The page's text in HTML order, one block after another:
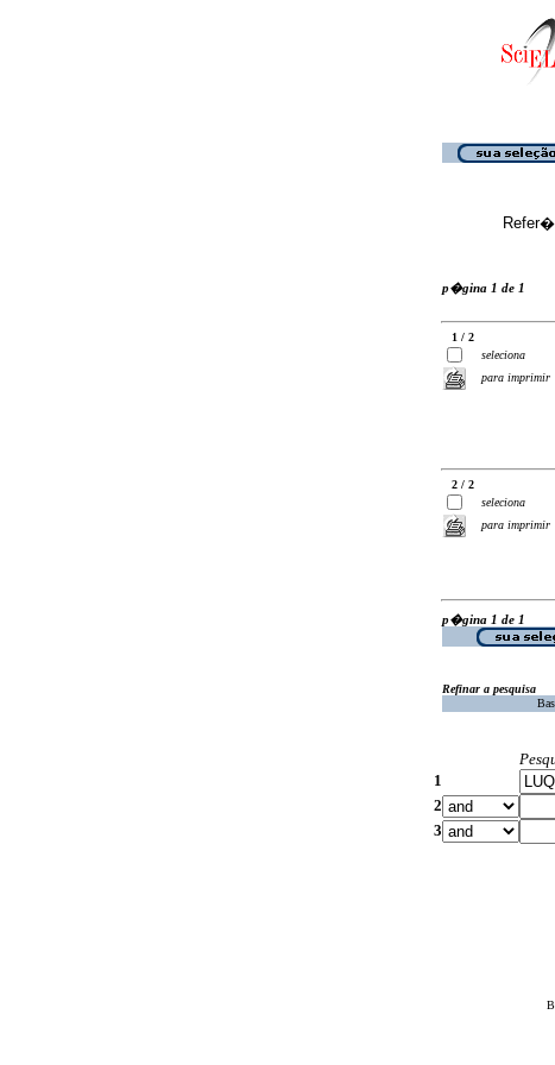
p�gina 1 de 1
1 / 2
seleciona
para imprimir
2 / 2
seleciona
para imprimir
p�gina 1 de 1
Refinar a pesquisa
1
2
3